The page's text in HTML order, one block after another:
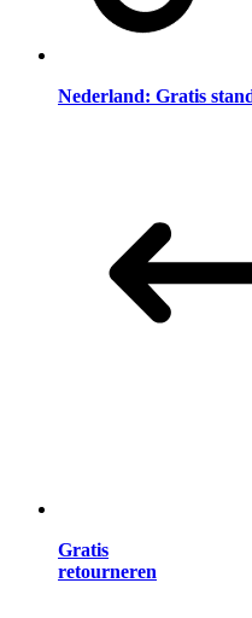
Nederland: Gratis
Gratis
retourneren